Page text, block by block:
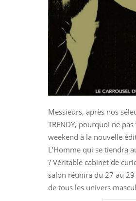
Messieurs, après nos
TRENDY, pourquoi ne
weekend à la nouvelle
L’Homme qui se tiendra
? Véritable cabinet de
salon réunira du 27 au
de tous les univers